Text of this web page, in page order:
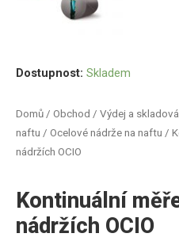
Domů / Obchod / Výdej a
naftu / Ocelové nádrže na naftu /
nádržích OCIO
Kontinuální
nádržích OCIO
Dostupnost: Skladem